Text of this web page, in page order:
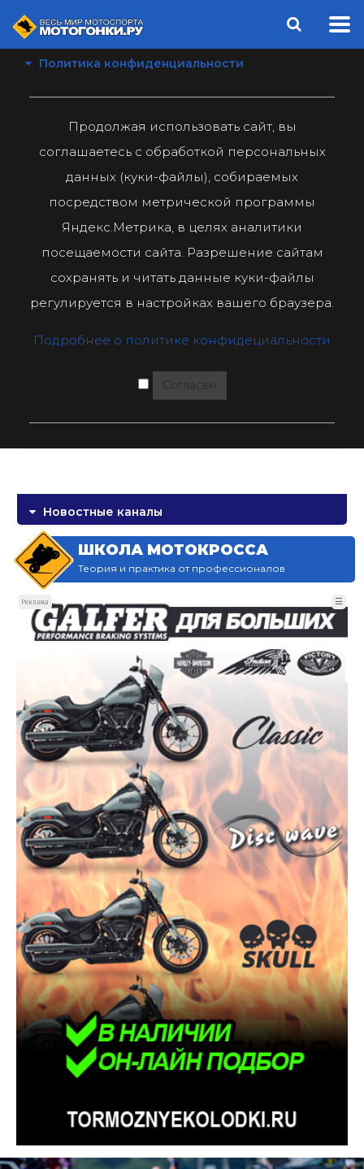
Политика конфиденциальности
Продолжая использовать сайт, вы
соглашаетесь с обработкой персональных
данных (куки-файлы), собираемых
посредством метрической программы
Яндекс.Метрика, в целях аналитики
посещаемости сайта. Разрешение сайтам
сохранять и читать данные куки-файлы
регулируется в настройках вашего браузера.
Подробнее о политике конфидециальности
Согласен
Новостные каналы
ШКОЛА МОТОКРОССА
Теория и практика от профессионалов
Реклама ☰